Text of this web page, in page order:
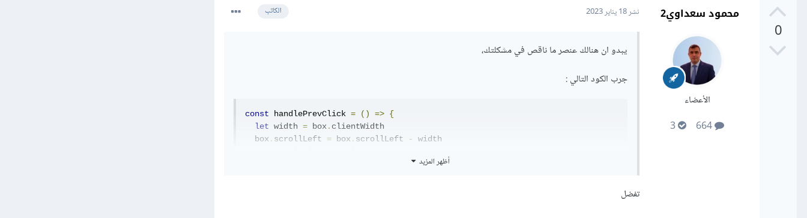
0
محمود سعداوي2
الأعضاء
الكاتب نشر18 يناير 2023
يبدو ان هنالك عنصر ما ناقص في مشكلتك،
جرب الكود التالي:
const handlePrevClick = () => {
let width = box. clientWidth
  box
. scrollLeft = box . scrollLeft -
width
أظهر المزيد
تفضل